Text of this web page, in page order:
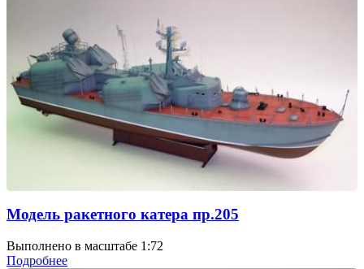
Модель ракетного катера пр.205
Выполнено в масштабе 1:72
Подробнее